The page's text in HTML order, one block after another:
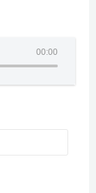
00:00